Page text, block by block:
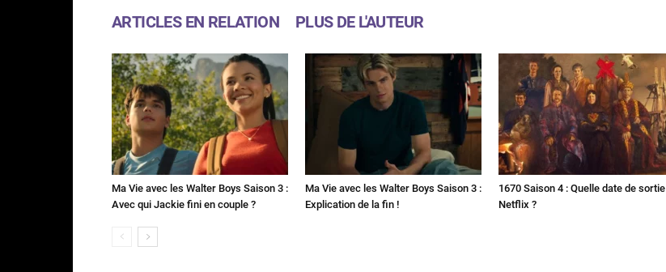
ARTICLES EN RELATION PLUS DE L'AUTEUR
Ma Vie avec les Walter Boys Saison 3 :
Avec qui Jackie fini en couple ?
Ma Vie avec les Walter Boys Saison 3 :
Explication de la fin !
1670 Saison 4 : Quelle date de sortie
Netflix ?